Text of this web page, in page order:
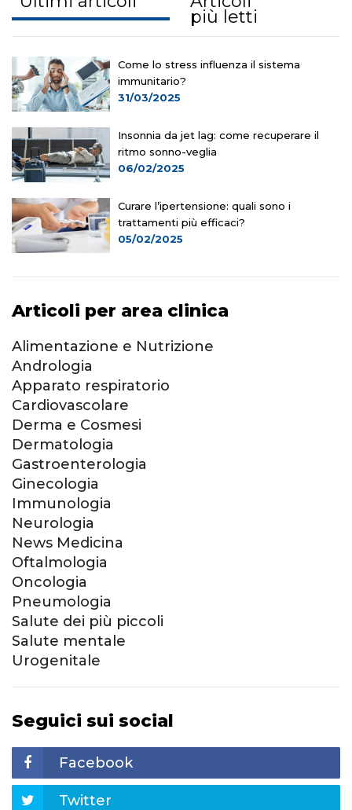
più letti
Come lo stress influenza il sistema
immunitario?
31/03/2025
Insonnia da jet lag: come recuperare il
ritmo sonno-veglia
06/02/2025
Curare l’ipertensione: quali sono i
trattamenti più efficaci?
05/02/2025
Articoli per area clinica
Alimentazione e Nutrizione
Andrologia
Apparato respiratorio
Cardiovascolare
Derma e Cosmesi
Dermatologia
Gastroenterologia
Ginecologia
Immunologia
Neurologia
News Medicina
Oftalmologia
Oncologia
Pneumologia
Salute dei più piccoli
Salute mentale
Urogenitale
Seguici sui social
Facebook
Twitter